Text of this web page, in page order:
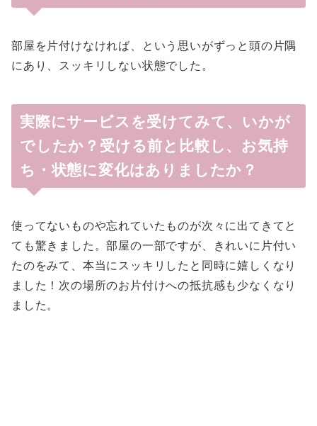
部屋を片付けなければ、という思いがずっと頭の片隅
にあり、スッキリしない状態でした。
実際にサービスを受けてみて、いかが
でしたか？受ける前と比較し、お気持
ち・状態に変化はありましたか？
使ってないものや忘れていたものが次々に出てきてと
ても驚きました。部屋の一部ですが、きれいに片付い
たのをみて、本当にスッキリしたと同時に嬉しくなり
ました！次の場所のお片付けへの抵抗感も少なくなり
ました。